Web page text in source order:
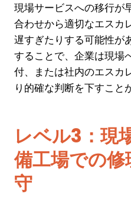
現場サービスへの移行が
合わせから適切なエスカ
遅すぎたりする可能性が
することで、企業は現場
付、または社内のエスカ
り的確な判断を下すこと
レベル3：現
備工場での
守